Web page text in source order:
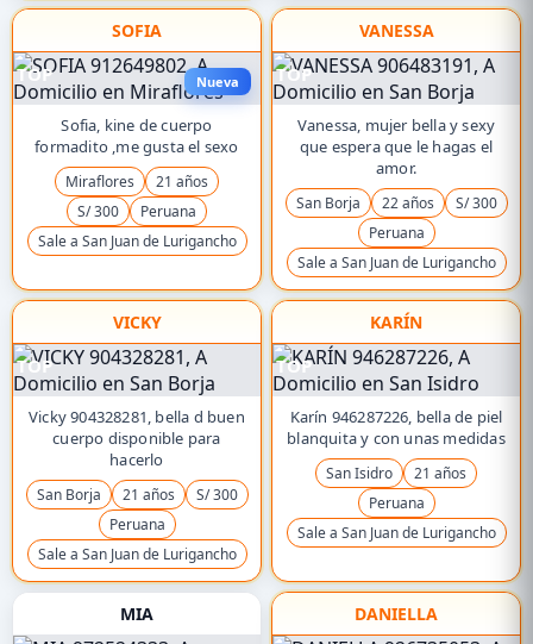
SOFIA
TOP Nueva
Sofia, kine de cuerpo
formadito ,me gusta el sexo
Miraflores
21 años
S/ 300
Peruana
Sale a San Juan de Lurigancho
VANESSA
TOP
Vanessa, mujer bella y sexy
que espera que le hagas el
amor.
San Borja 22 años
S/ 300
Peruana
Sale a San Juan de Lurigancho
VICKY
TOP
Vicky 904328281, bella d buen
cuerpo disponible para
hacerlo
San Borja 21 años
S/ 300
Peruana
Sale a San Juan de Lurigancho
KARÍN
TOP
Karín 946287226, bella de piel
blanquita y con unas medidas
San Isidro
21 años
Peruana
Sale a San Juan de Lurigancho
MIA DANIELLA